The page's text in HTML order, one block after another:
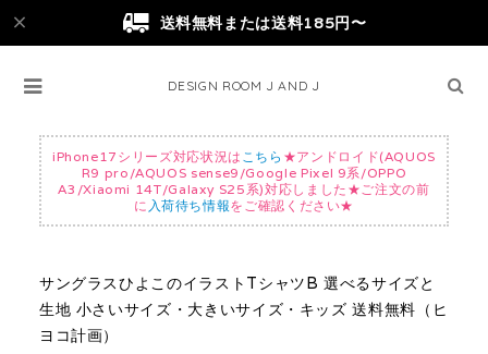
送料無料または送料185円〜
DESIGN ROOM J AND J
iPhone17シリーズ対応状況は こちら ★アンドロイド(AQUOS
R9 pro/AQUOS sense9/Google Pixel 9系/OPPO
A3/Xiaomi 14T/Galaxy S25系)対応しました★ご注文の前
に 入荷待ち情報をご確認ください★
サングラスひよこのイラストTシャツB 選べるサイズと
生地 小さいサイズ・大きいサイズ・キッズ 送料無料（ヒ
ヨコ計画）